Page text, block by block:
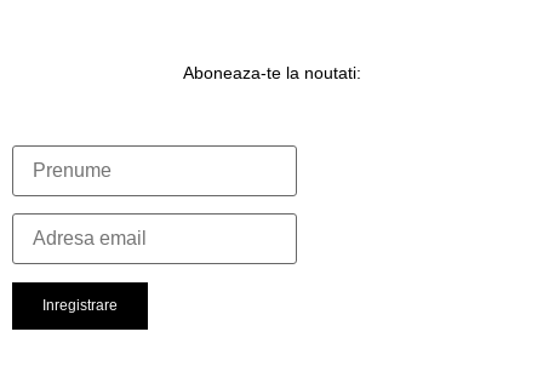
Aboneaza-te la noutati: